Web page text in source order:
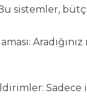
sistemler,